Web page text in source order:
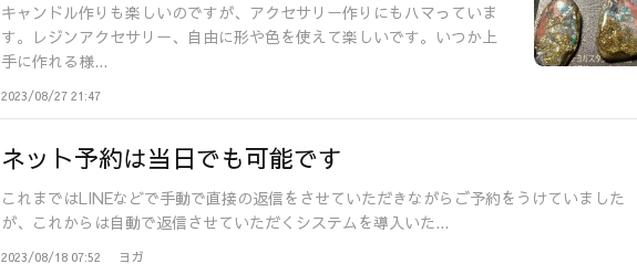
キャンドル作りも楽しいのですが、アクセサリー作りにもハマっていま
す。レジンアクセサリー、自由に形や色を使えて楽しいです。いつか上
手に作れる様...
2023/08/27 21:47
ネット予約は当日でも可能です
これまではLINEなどで手動で直接の返信をさせていただきながらご予約をうけていました
が、これからは自動で返信させていただくシステムを導入いた...
2023/08/18 07:52 ヨガ